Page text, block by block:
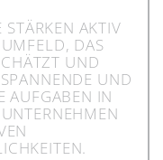
AKTIV
DAS
UND
UND
AUFGABEN IN